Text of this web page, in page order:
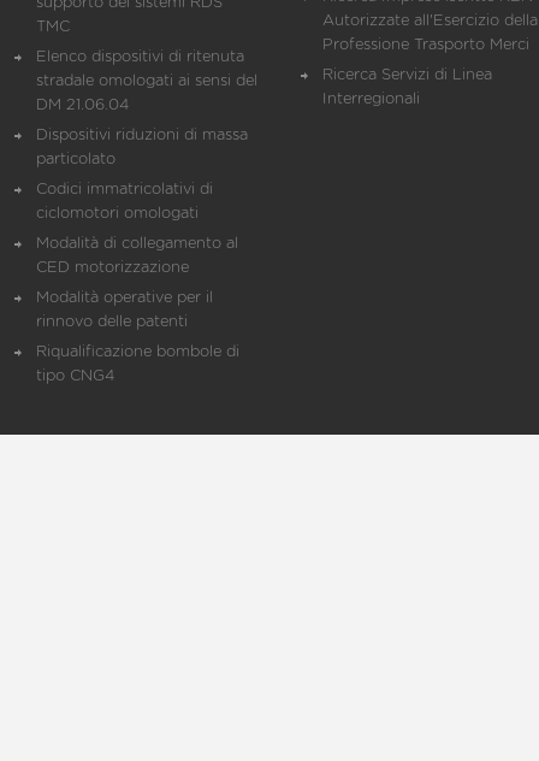
TMC
Elenco dispositivi di ritenuta
stradale omologati ai sensi del
DM 21.06.04
Dispositivi riduzioni di massa
particolato
Codici immatricolativi di
ciclomotori omologati
Modalità di collegamento al
CED motorizzazione
Modalità operative per il
rinnovo delle patenti
Riqualificazione bombole di
tipo CNG4
Autorizzate all'Esercizio della
Professione Trasporto Merci
Ricerca Servizi di Linea
Interregionali